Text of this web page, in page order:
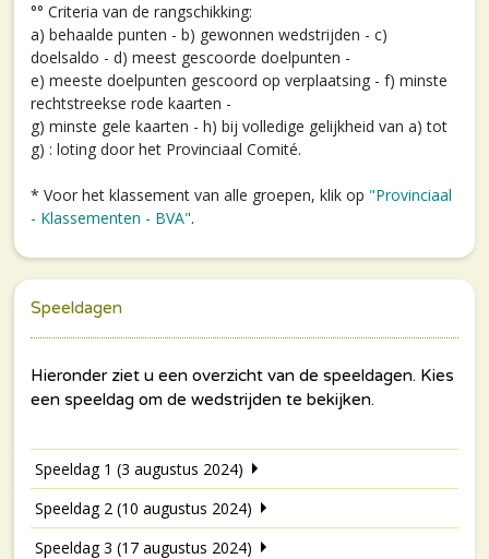
°° Criteria van de rangschikking:
a) behaalde punten - b) gewonnen wedstrijden - c)
doelsaldo - d) meest gescoorde doelpunten -
e) meeste doelpunten gescoord op verplaatsing - f) minste
rechtstreekse rode kaarten -
g) minste gele kaarten - h) bij volledige gelijkheid van a) tot
g) : loting door het Provinciaal Comité.
* Voor het klassement van alle groepen, klik op "Provinciaal
- Klassementen - BVA".
Speeldagen
Speeldag 1 (3 augustus 2024)
Speeldag 2 (10 augustus 2024)
Speeldag 3 (17 augustus 2024)